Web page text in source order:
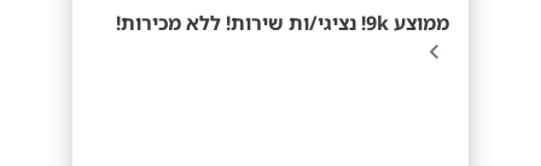
ממוצע 9k! נציגי/ות שירות! ללא מכירות!